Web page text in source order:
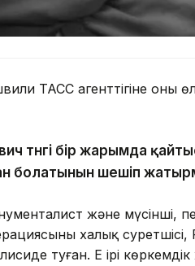
ТАСС агенттігіне оның
түнгі бір жарымда
болатынын шешіп
және мүсінші,
халық суретшісі,
туған. Ең ірі